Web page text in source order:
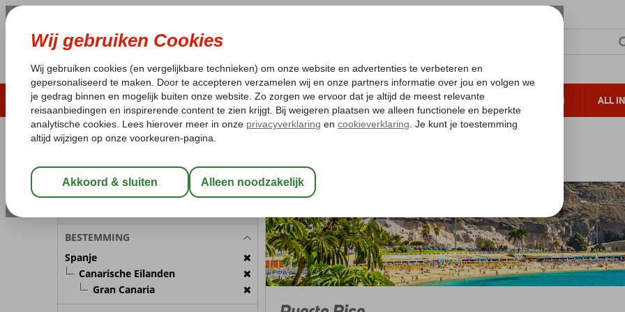
ZOMER 2026 LAST MINUTES WINTERZON ZONVAKANTIES VERRE REIZEN ALL
Laagsteprijsgarantie* Geen fueltoeslag Gratis annuleren*
REISGEZELSCHAP
Kamer 1: 2 Personen
BESTEMMING
Spanje
Canarische Eilanden
Gran Canaria
Home
Spanje Canarische Eilanden